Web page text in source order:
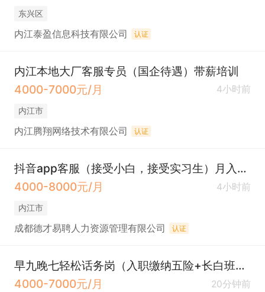
东兴区
内江泰盈信息科技有限公司 认证
内江本地大厂客服专员（国企待遇）带薪培训
4000-7000元/月
4小时前
内江市
内江腾翔网络技术有限公司 认证
抖音app客服（接受小白，接受实习生）月入5000
4000-8000元/月
4小时前
内江市
成都德才易聘人力资源管理有限公司 认证
早九晚七轻松话务岗（入职缴纳五险+长白班+法定）
4000-7000元/月
20分钟前